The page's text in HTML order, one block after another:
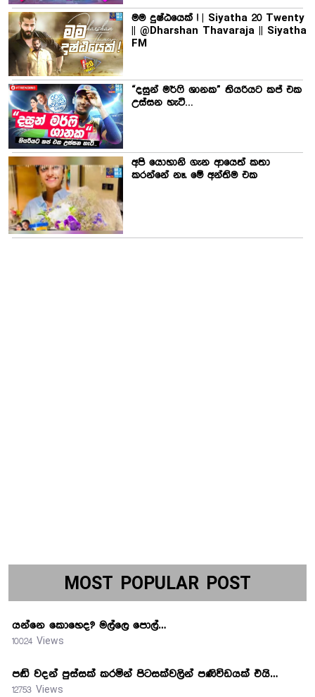
මම දුෂ්ඨයෙක් ! | Siyatha 20 Twenty
|| @Dharshan Thavaraja || Siyatha
FM
“දසුන් මර්ෆි ශානක” තියරියට කප් එක
උස්සන හැටි…
අපි යොහානි ගැන ආයෙත් කතා
කරන්නේ නෑ. මේ අන්තිම එක
MOST POPULAR POST
යන්නෙ කොහෙද? මල්ලෙ පොල්…
10024 Views
පඬි වදන් පුස්සක් කරමින් පිටසක්වලින් පණිවිඩයක් එයි…
12753 Views